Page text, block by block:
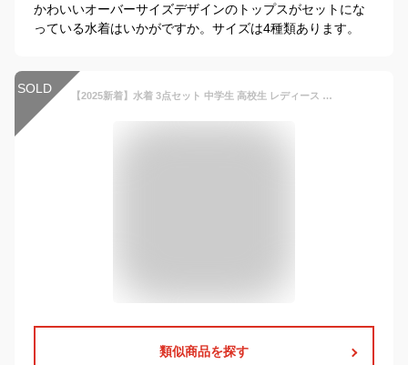
かわいいオーバーサイズデザインのトップスがセットにな
っている水着はいかがですか。サイズは4種類あります。
SOLD 【2025新着】水着 3点セット 中学生 高校生 レディース 体型カバー 洋服見え 韓国 露出控え 大学生 女の子 大きいサイズ かわいい セパレート セットアップ おしゃれ 韓国風 ラッシュガード ガールズ スポーツ ショートパンツ かわいい フィットネス ビーチバレー タンキニ
類似商品を探す